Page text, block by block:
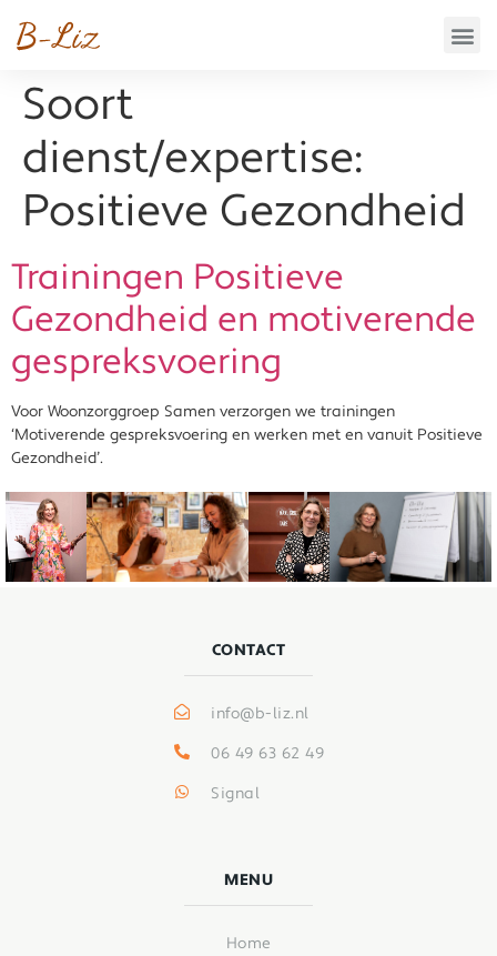
Soort
dienst/expertise:
Positieve Gezondheid
Trainingen Positieve
Gezondheid en motiverende
gespreksvoering
Voor Woonzorggroep Samen verzorgen we trainingen
‘Motiverende gespreksvoering en werken met en vanuit Positieve
Gezondheid’.
CONTACT
info@b-liz.nl
06 49 63 62 49
Signal
MENU
Home